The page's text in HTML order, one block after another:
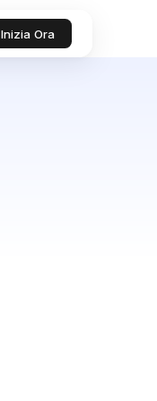
Inizia Ora